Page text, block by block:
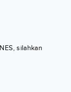
silahkan